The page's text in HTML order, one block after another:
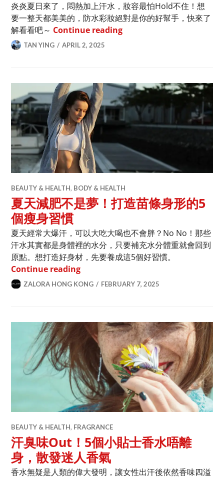
炎炎夏日來了，悶熱加上汗水，妝容最怕Hold不住！想
要一整天都美美的，防水彩妝絕對是你的好幫手，快來了
解看看吧～ Continue reading夏日防水彩妝推薦！清爽持
TAN YING APRIL 2, 2025
BEAUTY & HEALTH, BODY & HEALTH
夏天減肥不是夢！打造苗條身形的5
個瘦身習慣
夏天經常大爆汗，可以大吃大喝也不會胖？No No！那些
汗水其實都是身體裡的水分，只要補充水分體重就會回到
原點。想打造好身材，先要養成這5個好習慣。
Continue reading夏天減肥不是夢！打造苗條身形的5個瘦
ZALORA HONG KONG FEBRUARY 7, 2025
BEAUTY & HEALTH, FRAGRANCE
汗臭味Out！5個小貼士香水唔離
身，散發迷人香氣
香水無疑是人類的偉大發明，讓女性出汗後依然香味四溢